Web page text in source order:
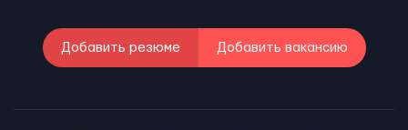
Добавить резюме Добавить вакансию